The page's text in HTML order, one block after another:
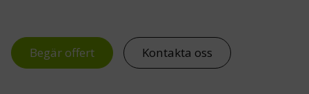
Begär offert Kontakta oss